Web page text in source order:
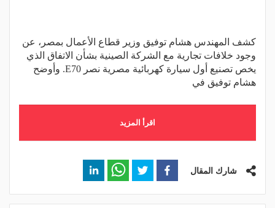
كشف المهندس هشام توفيق وزير قطاع الأعمال بمصر، عن
وجود خلافات تجارية مع الشركة الصينية بشأن الاتفاق الذي
يخص تصنيع أول سيارة كهربائية مصرية نصر E70. وأوضح
هشام توفيق في
اقرأ المزيد
شارك المقال